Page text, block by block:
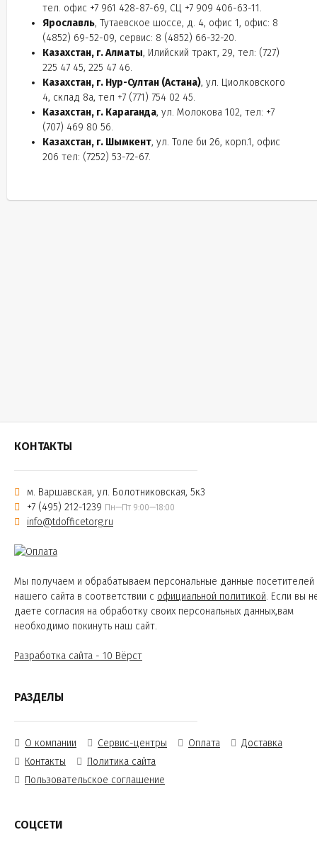
тел. офис +7 961 428-87-69, СЦ +7 909 406-63-11.
Ярославль, Тутаевское шоссе, д. 4, офис 1, офис: 8
(4852) 69-52-09, сервис: 8 (4852) 66-32-20.
Казахстан, г. Алматы, Илийский тракт, 29, тел: (727)
225 47 45, 225 47 46.
Казахстан, г. Нур-Султан (Астана), ул. Циолковского
4, склад 8а, тел +7 (771) 754 02 45.
Казахстан, г. Караганда, ул. Молокова 102, тел: +7
(707) 469 80 56.
Казахстан, г. Шымкент, ул. Толе би 26, корп.1, офис
206 тел: (7252) 53-72-67.
КОНТАКТЫ
м. Варшавская, ул. Болотниковская, 5к3
+7 (495) 212-1239 Пн—Пт 9:00—18:00
info@tdofficetorg.ru
Мы получаем и обрабатываем персональные данные посетителей
нашего сайта в соответствии с официальной политикой. Если вы
даете согласия на обработку своих персональных данных,вам
необходимо покинуть наш сайт.
Разработка сайта - 10 Вёрст
РАЗДЕЛЫ
О компании Сервис-центры Оплата
Доставка
Контакты
Политика сайта
Пользовательское соглашение
СОЦСЕТИ